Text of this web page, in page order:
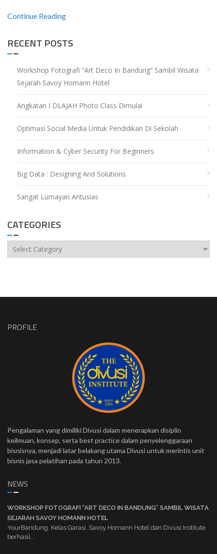
Continue Reading
RECENT POSTS
Workshop Fotografi “Art Deco In Bandung” Sambil Wisata
Sejarah Savoy Homann Hotel
Angkatan I DLAJAH Photo Class Dimulai
Optimasi Social Media Untuk Pendidikan Di Sekolah
Information & Cyber Security For Beginners
Big Data : Designing And Solutions
Sangat Lumayan Antusias
CATEGORIES
Categories
PROFILE
Pengalaman yang dimiliki Divusi dalam menerapkan disiplin
keilmuan, konsep, serta best practice dalam penyelenggaraan
bisnisnya, menjadi latar belakang utama Divusi untuk merintis unit
bisnis jasa pelatihan pada tahun 2013.
NEWS
WORKSHOP FOTOGRAFI “ART DECO IN BANDUNG” SAMBIL WISATA
SEJARAH SAVOY HOMANN HOTEL
YourBandung, Kelas Garasi, Savoy Homann Hotel dan Divusi Institute
berhasil...